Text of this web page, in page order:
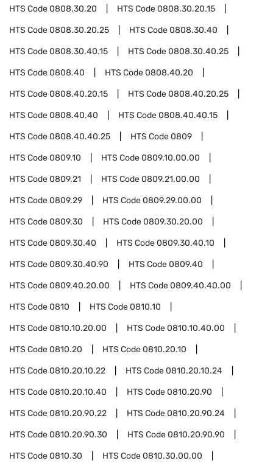
HTS Code0808.30.20 HTS Code0808.30.20.15
HTS Code0808.30.20.25 HTS Code0808.30.40
HTS Code0808.30.40.15 HTS Code0808.30.40.25
HTS Code0808.40 HTS Code0808.40.20
HTS Code0808.40.20.15 HTS Code0808.40.20.25
HTS Code0808.40.40 HTS Code0808.40.40.15
HTS Code0808.40.40.25 HTS Code0809
HTS Code0809.10 HTS Code0809.10.00.00
HTS Code0809.21 HTS Code0809.21.00.00
HTS Code0809.29 HTS Code0809.29.00.00
HTS Code0809.30 HTS Code0809.30.20.00
HTS Code0809.30.40 HTS Code0809.30.40.10
HTS Code0809.30.40.90 HTS Code0809.40
HTS Code0809.40.20.00 HTS Code0809.40.40.00
HTS Code0810 HTS Code0810.10
HTS Code0810.10.20.00 HTS Code0810.10.40.00
HTS Code0810.20 HTS Code0810.20.10
HTS Code0810.20.10.22 HTS Code0810.20.10.24
HTS Code0810.20.10.40 HTS Code0810.20.90
HTS Code0810.20.90.22 HTS Code0810.20.90.24
HTS Code0810.20.90.30 HTS Code0810.20.90.90
HTS Code0810.30 HTS Code0810.30.00.00